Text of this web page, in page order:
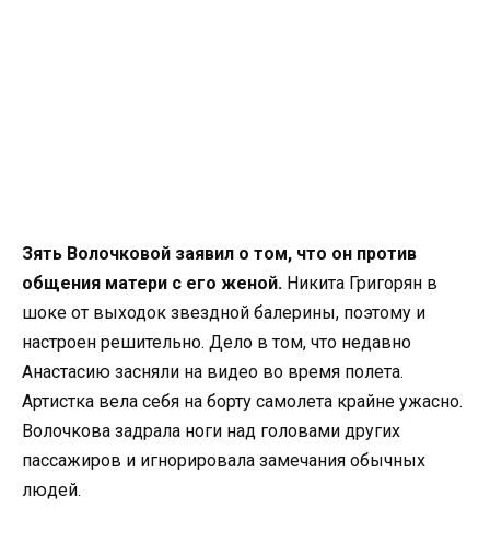
Зять Волочковой заявил о том, что он против
общения матери с его женой. Никита Григорян в
шоке от выходок звездной балерины, поэтому и
настроен решительно. Дело в том, что недавно
Анастасию засняли на видео во время полета.
Артистка вела себя на борту самолета крайне ужасно.
Волочкова задрала ноги над головами других
пассажиров и игнорировала замечания обычных
людей.